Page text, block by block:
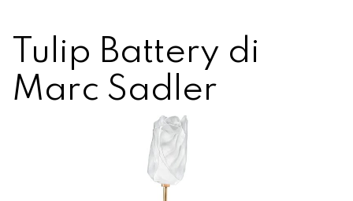
Tulip Battery di
Marc Sadler